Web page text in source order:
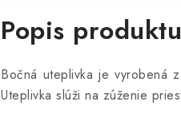
Popis produktu
Bočná uteplivka je vyrobená
Uteplivka slúži na zúženie